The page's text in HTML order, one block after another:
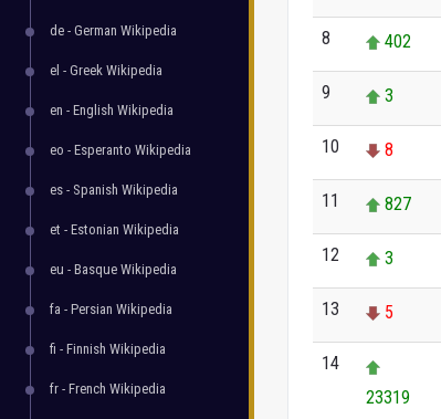
de - German Wikipedia
el - Greek Wikipedia
en - English Wikipedia
eo - Esperanto Wikipedia
es - Spanish Wikipedia
et - Estonian Wikipedia
eu - Basque Wikipedia
fa - Persian Wikipedia
fi - Finnish Wikipedia
fr - French Wikipedia
8 402
9 3
10 8
11 827
12 3
13 5
14
23319